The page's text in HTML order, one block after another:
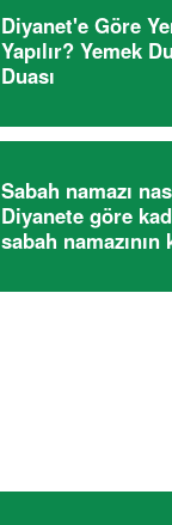
Diyanet'e Göre
Yapılır? Yemek
Duası
Sabah namazı
Diyanete göre
sabah namazının